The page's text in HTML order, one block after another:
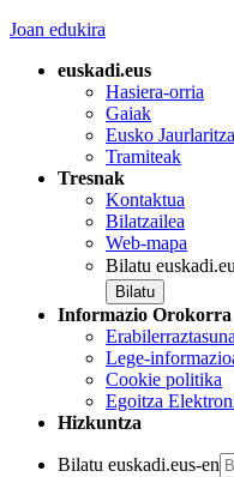
Joan edukira
euskadi.eus
Hasiera-orria
Gaiak
Eusko Jaurlaritza
Tramiteak
Tresnak
Kontaktua
Bilatzailea
Web-mapa
Bilatu
Informazio Orokorra
Erabilerraztasuna
Lege-
Cookie politika
Egoitza
Hizkuntza
Bilatu euskadi.eus-en